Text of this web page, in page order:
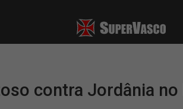
contra Jordânia no